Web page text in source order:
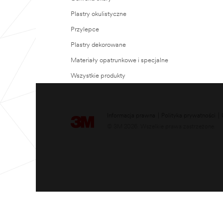
Plastry okulistyczne
Przylepce
Plastry dekorowane
Materiały opatrunkowe i specjalne
Wszystkie produkty